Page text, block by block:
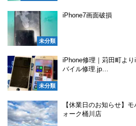
未分類
iPhone7画面破損
未分類
iPhone修理｜苅田町よ
バイル修理.jp…
【休業日のお知らせ】
ォーク桶川店